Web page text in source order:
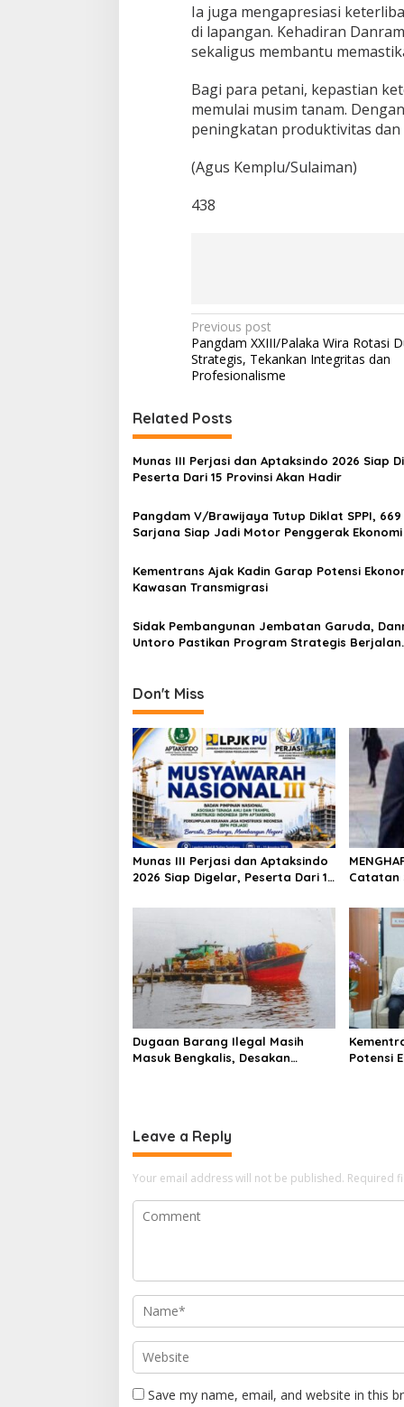
Ia juga mengapresiasi
di lapangan. Kehadiran
sekaligus membantu
Bagi para petani, kepastian
memulai musim tanam.
peningkatan produktivitas
(Agus Kemplu/Sulaiman)
438
P
o
s
t
n
a
v
i
g
t
o
Previous post
Pangdam XXIII/Palaka Wira Rotasi
Strategis, Tekankan Integritas dan
Profesionalisme
Related Posts
Munas III Perjasi dan Aptaksindo 2026 Siap
Peserta Dari 15 Provinsi Akan Hadir
Pangdam V/Brawijaya Tutup Diklat SPPI, 669
Sarjana Siap Jadi Motor Penggerak Ekonomi
Kementrans Ajak Kadin Garap Potensi
Kawasan Transmigrasi
Sidak Pembangunan Jembatan Garuda,
Untoro Pastikan Program Strategis Berjalan
Don't Miss
Munas III Perjasi dan Aptaksindo
2026 Siap Digelar, Peserta Dari 15
Catatan
Dugaan Barang Ilegal Masih
Masuk Bengkalis, Desakan
Potensi
Leave a Reply
Your email address will not be published. Required
Save my name, email, and website in this